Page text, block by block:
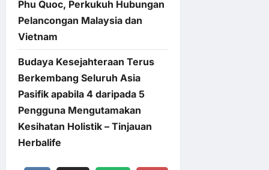
Phu Quoc, Perkukuh Hubungan
Pelancongan Malaysia dan
Vietnam
Budaya Kesejahteraan Terus
Berkembang Seluruh Asia
Pasifik apabila 4 daripada 5
Pengguna Mengutamakan
Kesihatan Holistik – Tinjauan
Herbalife